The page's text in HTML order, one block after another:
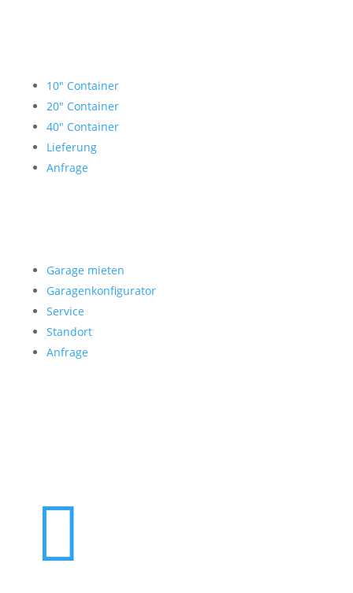
10″ Container
20″ Container
40″ Container
Lieferung
Anfrage
Garage mieten
Garagenkonfigurator
Service
Standort
Anfrage
